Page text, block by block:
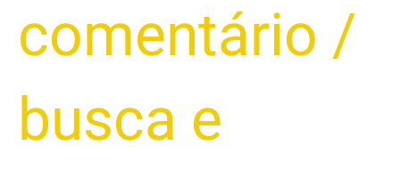
comentário /
busca e